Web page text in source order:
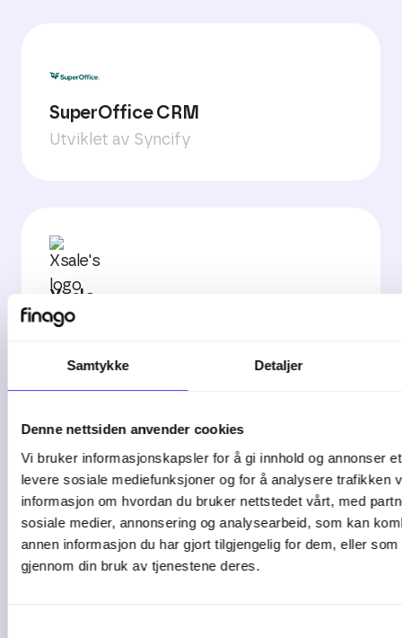
Samtykke Detaljer
Denne nettsiden anvender cookies
Vi bruker informasjonskapsler for å gi innhold og annonser
levere sosiale mediefunksjoner og for å analysere trafikken
informasjon om hvordan du bruker nettstedet vårt, med
sosiale medier, annonsering og analysearbeid, som kan
annen informasjon du har gjort tilgjengelig for dem, eller
gjennom din bruk av tjenestene deres.
SuperOffice CRM
Utviklet av Syncify
Xsale
Utviklet av Xsale
Autogear
Utvikler av ECIT Autogear AS